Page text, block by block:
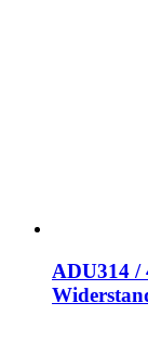
ADU314 /